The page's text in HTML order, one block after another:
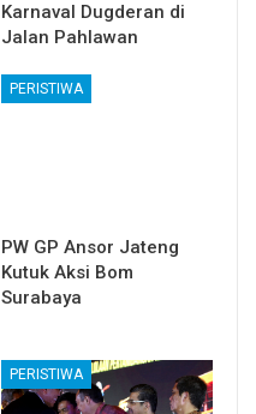
Karnaval Dugderan di
Jalan Pahlawan
PERISTIWA
PW GP Ansor Jateng
Kutuk Aksi Bom
Surabaya
PERISTIWA